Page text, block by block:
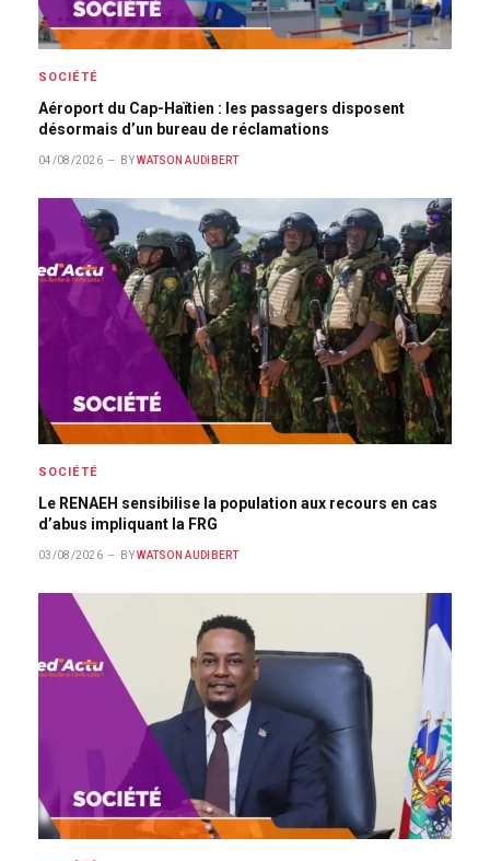
SOCIÉTÉ
Aéroport du Cap-Haïtien : les passagers disposent
désormais d’un bureau de réclamations
04/08/2026 BY WATSON AUDIBERT
SOCIÉTÉ
Le RENAEH sensibilise la population aux recours en cas
d’abus impliquant la FRG
03/08/2026 BY WATSON AUDIBERT